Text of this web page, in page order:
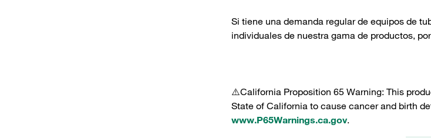
Si tiene una demanda regular de equipos de
individuales de nuestra gama de productos,
⚠️California Proposition 65 Warning: This
State of California to cause cancer and birth
www.P65Warnings.ca.gov.